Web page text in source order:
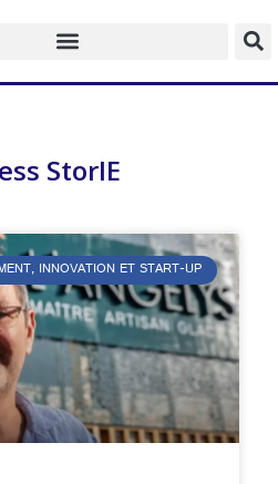
StorIE
INNOVATION ET START-UP